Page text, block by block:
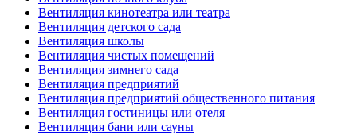
Вентиляция кинотеатра или театра
Вентиляция детского сада
Вентиляция школы
Вентиляция чистых помещений
Вентиляция зимнего сада
Вентиляция предприятий
Вентиляция предприятий общественного питания
Вентиляция гостиницы или отеля
Вентиляция бани или сауны